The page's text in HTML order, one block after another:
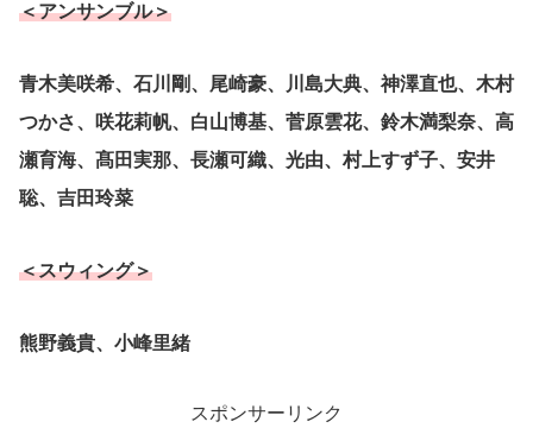
＜アンサンブル＞
⻘木美咲希、石川剛、尾崎豪、川島大典、神澤直也、木村
つかさ、咲花莉帆、白山博基、菅原雲花、鈴木満梨奈、高
瀬育海、髙田実那、⻑瀬可織、光由、村上すず子、安井
聡、吉田玲菜
＜スウィング＞
熊野義貴、小峰里緒
スポンサーリンク